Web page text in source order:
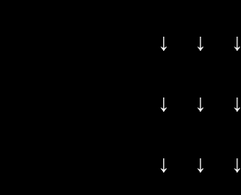
↓ ↓ ↓
↓ ↓ ↓
↓ ↓ ↓